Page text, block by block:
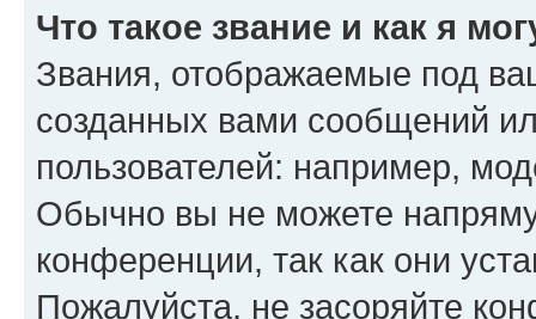
Что такое звание и как я
Звания, отображаемые под
созданных вами сообщений
пользователей: например,
Обычно вы не можете
конференции, так как они
Пожалуйста, не засоряйте